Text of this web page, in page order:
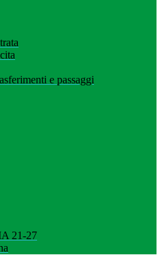
e passaggi
21-27